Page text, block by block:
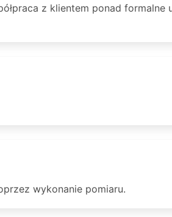
z klientem ponad formalne
wykonanie pomiaru.